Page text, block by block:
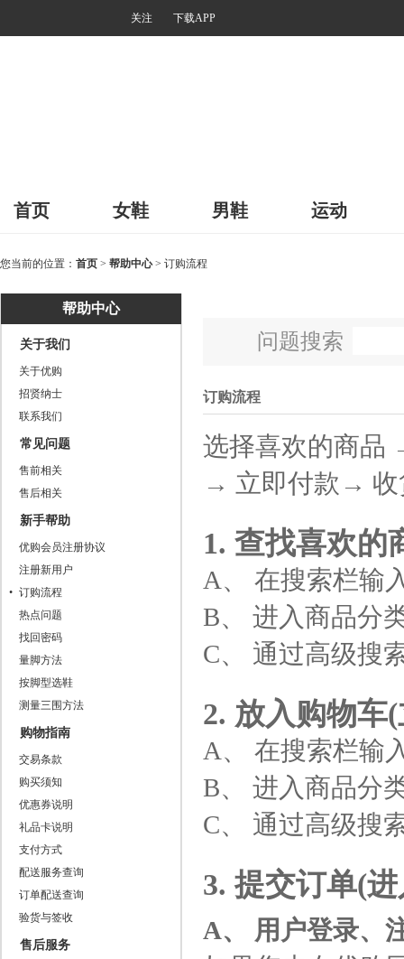
关注 下载APP
首页 女鞋 男鞋 运动
您当前的位置： 首页 > 帮助中心> 订购流程
帮助中心
关于我们
关于优购
招贤纳士
联系我们
常见问题
售前相关
售后相关
新手帮助
优购会员注册协议
注册新用户
订购流程
热点问题
找回密码
量脚方法
按脚型选鞋
测量三围方法
购物指南
交易条款
购买须知
优惠券说明
礼品卡说明
支付方式
配送服务查询
订单配送查询
验货与签收
售后服务
问题搜索
订购流程
选择喜欢的商品
→ 立即付款→ 收
1. 查找喜欢的
A、 在搜索栏输
B、 进入商品分
C、 通过高级搜
2. 放入购物车
A、 在搜索栏输
B、 进入商品分
C、 通过高级搜
3. 提交订单(
A、 用户登录、